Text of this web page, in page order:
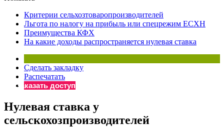
Бератор
«Практическая энциклопедия бухгалтера»
Материалы электронного журнала
«Нормативные акты для бухгалтера»
Материалы электронного журнала
«Практическая бухгалтерия»
Онлайн-сервисы «Учетная политика» и «Алгоритмы для
Просто заполните форму, и мы вышлем вам на почту
Критерии сельхозтоваропроизводителей
Льгота по налогу на прибыль или спецрежим ЕСХН
Преимущества КФХ
На какие доходы распространяется нулевая ставка
Сделать закладку
Распечатать
Заказать доступ
Нулевая ставка у
сельскохозпроизводителей